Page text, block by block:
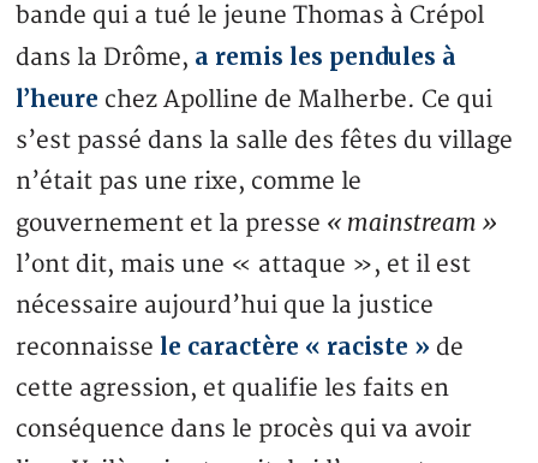
bande qui a tué le jeune Thomas à Crépol
dans la Drôme, a remis les pendules à
l’heure chez Apolline de Malherbe. Ce qui
s’est passé dans la salle des fêtes du village
n’était pas une rixe, comme le
gouvernement et la presse « mainstream »
l’ont dit, mais une « attaque », et il est
nécessaire aujourd’hui que la justice
reconnaisse le caractère « raciste » de
cette agression, et qualifie les faits en
conséquence dans le procès qui va avoir